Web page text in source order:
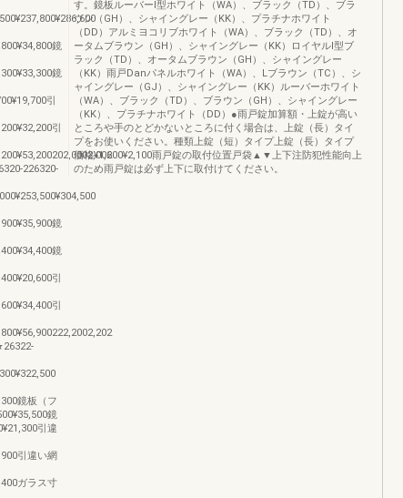
鏡
鏡
引
引
226320-
鏡
鏡
引
引
鏡板（フ
鏡
引違
引違い網
ガラス寸
す。鏡板ルーバーⅠ型ホワイト（WA）、ブラック（TD）、ブラ
ウン（GH）、シャイングレー（KK）、プラチナホワイト
（DD）アルミヨコリブホワイト（WA）、ブラック（TD）、オ
ータムブラウン（GH）、シャイングレー（KK）ロイヤルⅠ型ブ
ラック（TD）、オータムブラウン（GH）、シャイングレー
（KK）雨戸Danパネルホワイト（WA）、Lブラウン（TC）、シ
ャイングレー（GJ）、シャイングレー（KK）ルーバーホワイト
（WA）、ブラック（TD）、ブラウン（GH）、シャイングレー
（KK）、プラチナホワイト（DD）●雨戸錠加算額・上錠が高い
ところや手のとどかないところに付く場合は、上錠（長）タイ
プをお使いください。種類上錠（短）タイプ上錠（長）タイプ
価格¥1,600¥2,100雨戸錠の取付位置戸袋▲▼上下注防犯性能向上
のため雨戸錠は必ず上下に取付けてください。